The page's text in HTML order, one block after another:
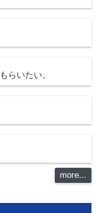
らいたい。
more...